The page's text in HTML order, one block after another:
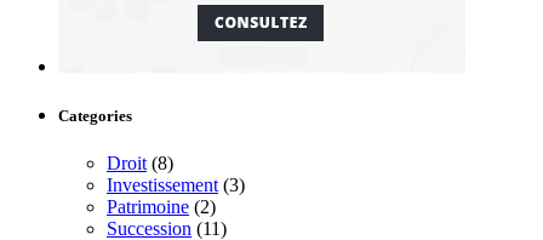
Categories
Droit (8)
Investissement (3)
Patrimoine (2)
Succession (11)